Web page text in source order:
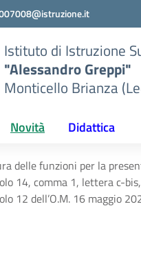
Istituto di Istruzione
"Alessandro Greppi"
Monticello Brianza
Novità Didattica
delle funzioni per la
14, comma 1, lettera c-
12 dell’O.M. 16 maggio